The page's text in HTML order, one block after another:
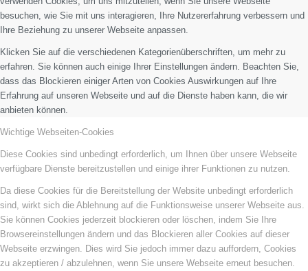
besuchen, wie Sie mit uns interagieren, Ihre Nutzererfahrung verbessern und
Ihre Beziehung zu unserer Webseite anpassen.
Klicken Sie auf die verschiedenen Kategorienüberschriften, um mehr zu
erfahren. Sie können auch einige Ihrer Einstellungen ändern. Beachten Sie,
dass das Blockieren einiger Arten von Cookies Auswirkungen auf Ihre
Erfahrung auf unseren Webseite und auf die Dienste haben kann, die wir
anbieten können.
Wichtige Webseiten-Cookies
Diese Cookies sind unbedingt erforderlich, um Ihnen über unsere Webseite
verfügbare Dienste bereitzustellen und einige ihrer Funktionen zu nutzen.
Da diese Cookies für die Bereitstellung der Website unbedingt erforderlich
sind, wirkt sich die Ablehnung auf die Funktionsweise unserer Webseite aus.
Sie können Cookies jederzeit blockieren oder löschen, indem Sie Ihre
Browsereinstellungen ändern und das Blockieren aller Cookies auf dieser
Webseite erzwingen. Dies wird Sie jedoch immer dazu auffordern, Cookies
zu akzeptieren / abzulehnen, wenn Sie unsere Webseite erneut besuchen.